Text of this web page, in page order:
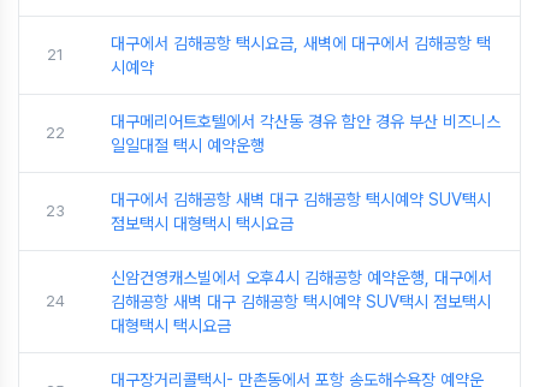
21
대구에서 김해공항 택시요금, 새벽에 대구에서 김해공항 택
시예약
22
대구메리어트호텔에서 각산동 경유 함안 경유 부산 비즈니스
일일대절 택시 예약운행
23
대구에서 김해공항 새벽 대구 김해공항 택시예약 SUV택시
점보택시 대형택시 택시요금
24
신암건영캐스빌에서 오후4시 김해공항 예약운행, 대구에서
김해공항 새벽 대구 김해공항 택시예약 SUV택시 점보택시
대형택시 택시요금
대구장거리콜택시- 만촌동에서 포항 송도해수욕장 예약운